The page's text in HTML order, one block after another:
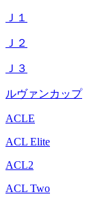
Ｊ１
Ｊ２
Ｊ３
ルヴァンカップ
ACLE
ACL Elite
ACL2
ACL Two